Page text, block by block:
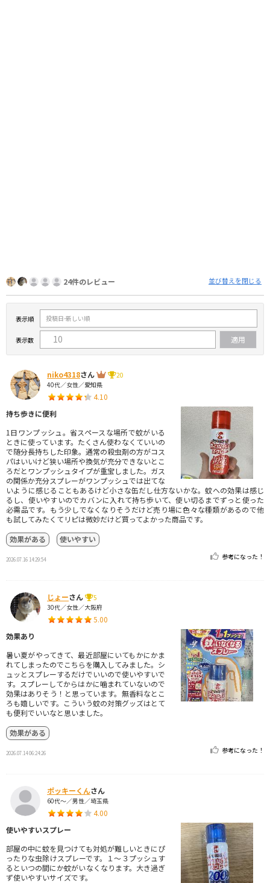
24件のレビュー 並び替えを閉じる
表示順
表示数
niko4318さん
20
40代／女性／愛知県
4.10
持ち歩きに便利
1日ワンプッシュ。省スペースな場所で蚊がいる
ときに使っています。たくさん使わなくていいの
で随分長持ちした印象。通常の殺虫剤の方がコス
パはいいけど狭い場所や換気が充分できないとこ
ろだとワンプッシュタイプが重宝しました。ガス
の関係か充分スプレーがワンプッシュでは出てな
いように感じることもあるけど小さな缶だし仕方ないかな。蚊への効果は感じ
るし、使いやすいのでカバンに入れて持ち歩いて、使い切るまでずっと使った
必需品です。もう少しでなくなりそうだけど売り場に色々な種類があるので他
も試してみたくてリピは微妙だけど買ってよかった商品です。
効果がある
使いやすい
2026.07.16 14:29:54 参考になった！
じょーさん
5
30代／女性／大阪府
5.00
効果あり
暑い夏がやってきて、最近部屋にいてもかにかま
れてしまったのでこちらを購入してみました。シ
ュッとスプレーするだけでいいので使いやすいで
す。スプレーしてからはかに噛まれていないので
効果はありそう！と思っています。無香料なとこ
ろも嬉しいです。こういう蚊の対策グッズはとて
も便利でいいなと思いました。
効果がある
2026.07.14 06:24:26 参考になった！
ポッキーくんさん
60代～／男性／埼玉県
4.00
使いやすいスプレー
部屋の中に蚊を見つけても対処が難しいときにぴ
ったりな虫除けスプレーです。１〜３プッシュす
るといつの間にか蚊がいなくなります。大き過ぎ
ず使いやすいサイズです。